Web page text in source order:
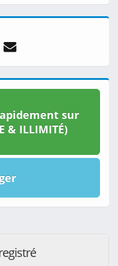
sur
& ILLIMITÉ)